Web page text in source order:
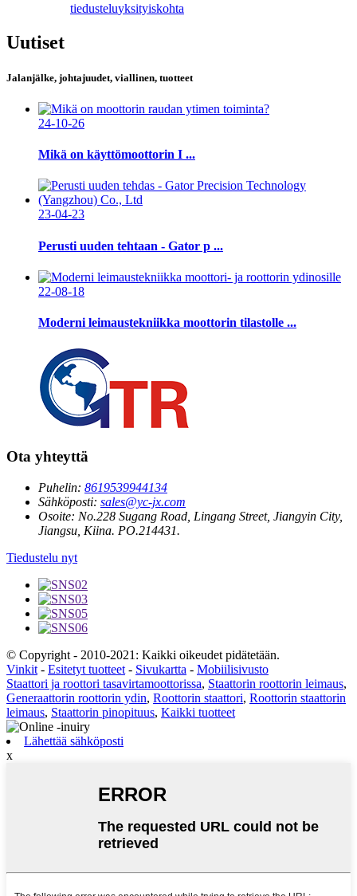
tiedusteluyksityiskohta
Uutiset
Jalanjälke, johtajuudet, viallinen, tuotteet
24-10-26
Mikä on käyttömoottorin I ...
23-04-23
Perusti uuden tehtaan - Gator p ...
22-08-18
Moderni leimaustekniikka moottorin tilastolle ...
Ota yhteyttä
Puhelin: 8619539944134
Sähköposti: sales@yc-jx.com
Osoite: No.228 Sugang Road, Lingang Street, Jiangyin City,
Jiangsu, Kiina. PO.214431.
Tiedustelu nyt
© Copyright - 2010-2021: Kaikki oikeudet pidätetään.
Vinkit - Esitetyt tuotteet - Sivukartta - Mobiilisivusto
Staattori ja roottori tasavirtamoottorissa, Staattorin roottorin leimaus,
Generaattorin roottorin ydin, Roottorin staattori, Roottorin staattorin
leimaus, Staattorin pinopituus, Kaikki tuotteet
Lähettää sähköposti
x